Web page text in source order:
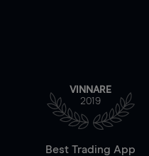
VINNARE
2019
Best Trading App